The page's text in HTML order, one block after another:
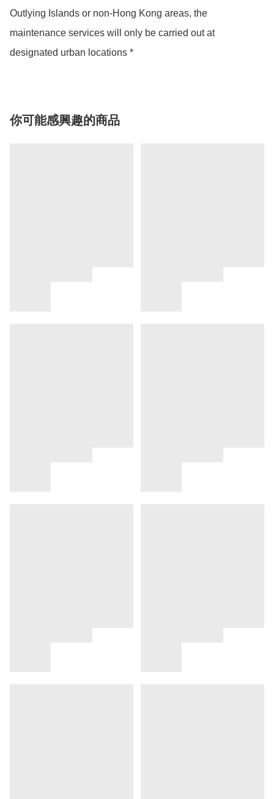
Outlying Islands or non-Hong Kong areas, the
maintenance services will only be carried out at
designated urban locations *
你可能感興趣的商品